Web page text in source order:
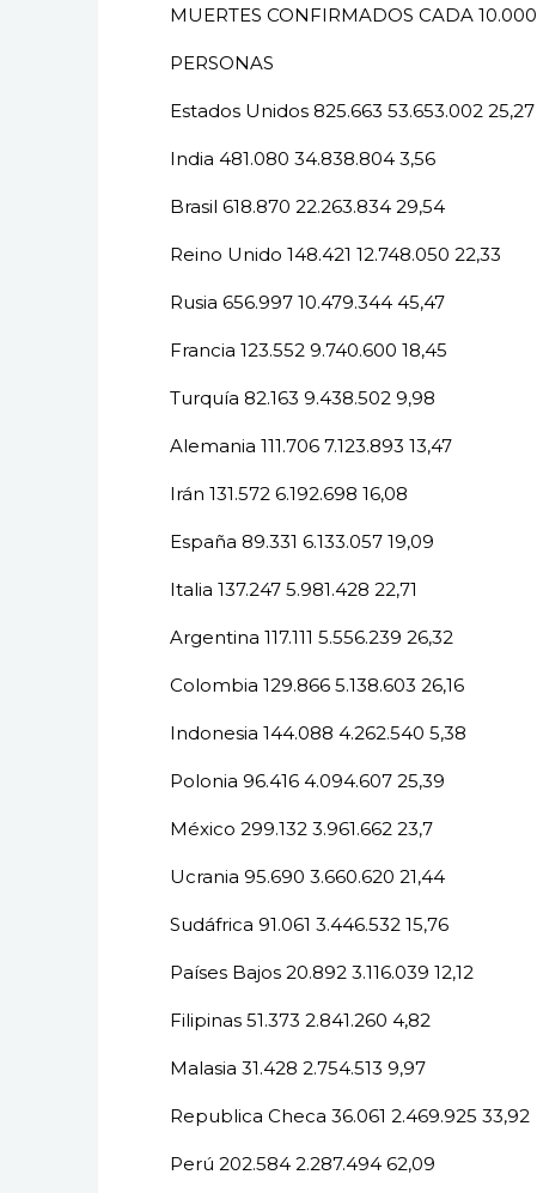
MUERTES CONFIRMADOS CADA 10.000
PERSONAS
​Estados Unidos 825.663 53.653.002 25,27
India 481.080 34.838.804 3,56
Brasil 618.870 22.263.834 29,54
Reino Unido 148.421 12.748.050 22,33
Rusia 656.997 10.479.344 45,47
Francia 123.552 9.740.600 18,45
Turquía 82.163 9.438.502 9,98
Alemania 111.706 7.123.893 13,47
Irán 131.572 6.192.698 16,08
España 89.331 6.133.057 19,09
Italia 137.247 5.981.428 22,71
Argentina 117.111 5.556.239 26,32
Colombia 129.866 5.138.603 26,16
Indonesia 144.088 4.262.540 5,38
Polonia 96.416 4.094.607 25,39
México 299.132 3.961.662 23,7
Ucrania 95.690 3.660.620 21,44
Sudáfrica 91.061 3.446.532 15,76
Países Bajos 20.892 3.116.039 12,12
Filipinas 51.373 2.841.260 4,82
Malasia 31.428 2.754.513 9,97
Republica Checa 36.061 2.469.925 33,92
Perú 202.584 2.287.494 62,09